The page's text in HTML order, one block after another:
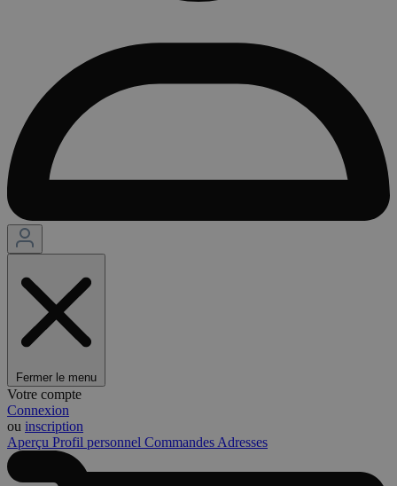
Fermer le menu
Votre compte
Connexion
ou inscription
Aperçu Profil personnel Commandes Adresses